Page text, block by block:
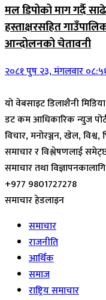
मल डिपोको माग गर्दै
हस्ताक्षरसहित
आन्दोलनको चेतावनी
२०८१ पुष २३, मंगलवार
यो वेबसाइट डिलाशैनी मिडिया
डट कम आधिकारिक न्युज
विचार, मनोरञ्जन, खेल,
समाचार र विश्लेषणलाई
समाचार तथा विज्ञापनकालागि
+977 9801727278
समाचार हेडलाइन
समाचार
राजनीति
आर्थिक
समाज
राष्ट्रिय समाचार